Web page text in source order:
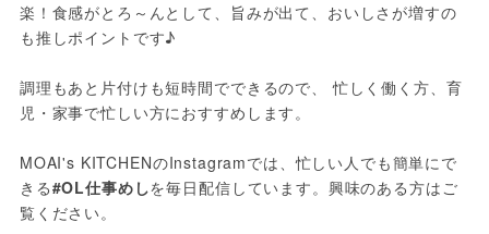
楽！食感がとろ～んとして、旨みが出て、おいしさが増すの
も推しポイントです♪
調理もあと片付けも短時間でできるので、 忙しく働く方、育
児・家事で忙しい方におすすめします。
MOAI's KITCHENのInstagramでは、忙しい人でも簡単にで
きる#OL仕事めしを毎日配信しています。興味のある方はご
覧ください。